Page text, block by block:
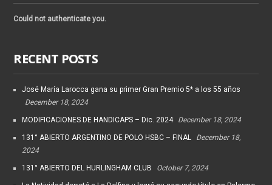
Could not authenticate you.
RECENT POSTS
José María Larocca gana su primer Gran Premio 5* a los 55 años
December 18, 2024
MODIFICACIONES DE HANDICAPS – Dic. 2024 December 18, 2024
131° ABIERTO ARGENTINO DE POLO HSBC – FINAL
December 18,
2024
131° ABIERTO DEL HURLINGHAM CLUB October 7, 2024